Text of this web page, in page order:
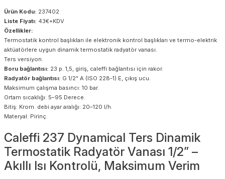
Ürün Kodu: 237402
Liste Fiyatı: 43€+KDV
Özellikler:
Termostatik kontrol başlıkları ile elektronik kontrol başlıkları ve termo-elektrik
aktüatörlere uygun dinamik termostatik radyatör vanası.
Ters versiyon.
Boru bağlantısı: 23 p. 1,5, giriş, caleffi bağlantısı için rakor.
Radyatör bağlantısı: G 1/2" A (ISO 228-1) E, çıkış ucu.
Maksimum çalışma basıncı: 10 bar.
Ortam sıcaklığı: 5–95 Derece.
Bitiş: Krom. debi ayar aralığı: 20–120 l/h.
Materyal: Pirinç.
Caleffi 237 Dynamical Ters Dinamik
Termostatik Radyatör Vanası 1/2” –
Akıllı Isı Kontrolü, Maksimum Verim